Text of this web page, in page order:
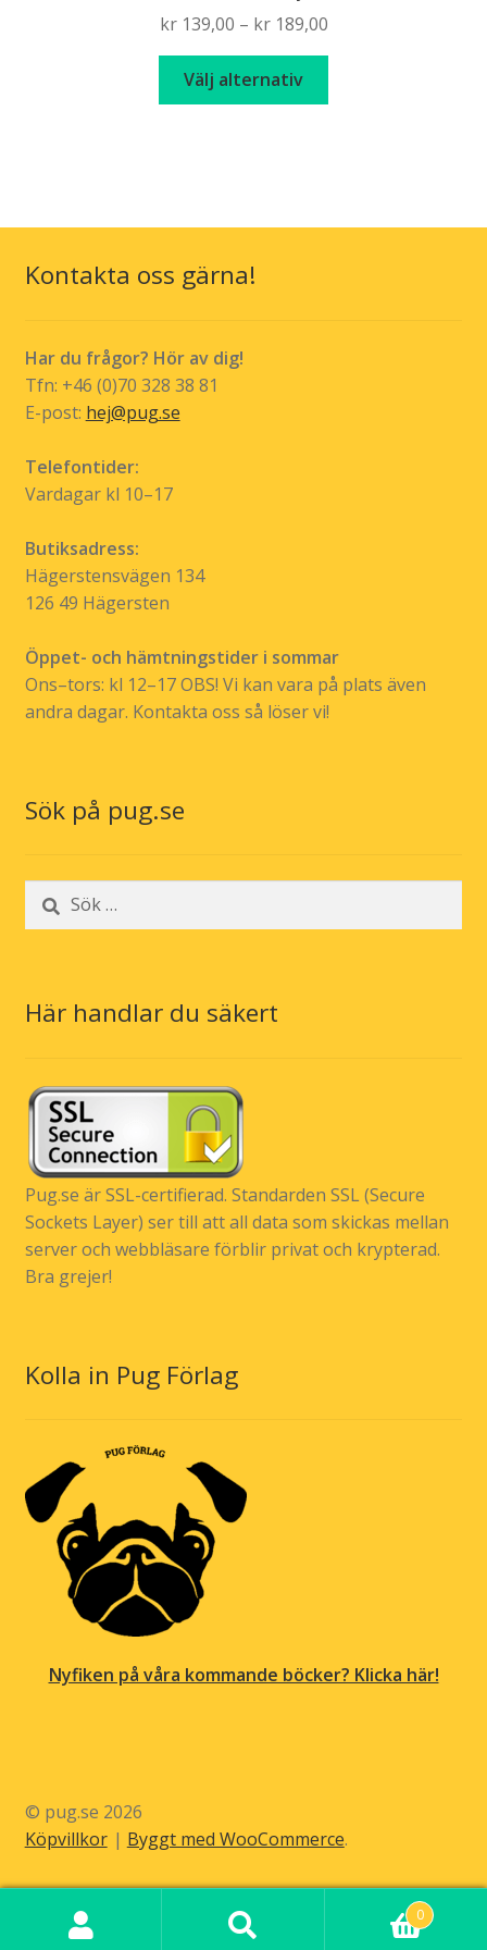
kr139,00 – kr189,00Price
range:
through
Välj alternativ
De
Kontakta oss gärna!
Har du frågor? Hör av dig!
Tfn: +46 (0)70 328 38 81
E-post: hej@pug.se
Telefontider:
Vardagar kl 10–17
Butiksadress:
Hägerstensvägen 134
126 49 Hägersten
Öppet- och hämtningstider i sommar
Ons–tors: kl 12–17 OBS! Vi kan vara på plats även
andra dagar. Kontakta oss så löser vi!
Sök på pug.se
Sök
efter:
Här handlar du säkert
Pug.se är SSL-certifierad. Standarden SSL (Secure
Sockets Layer) ser till att all data som skickas mellan
server och webbläsare förblir privat och krypterad.
Bra grejer!
Kolla in Pug Förlag
Nyfiken på våra kommande böcker? Klicka här!
© pug.se 2026
Köpvillkor
Byggt med WooCommerce.
0